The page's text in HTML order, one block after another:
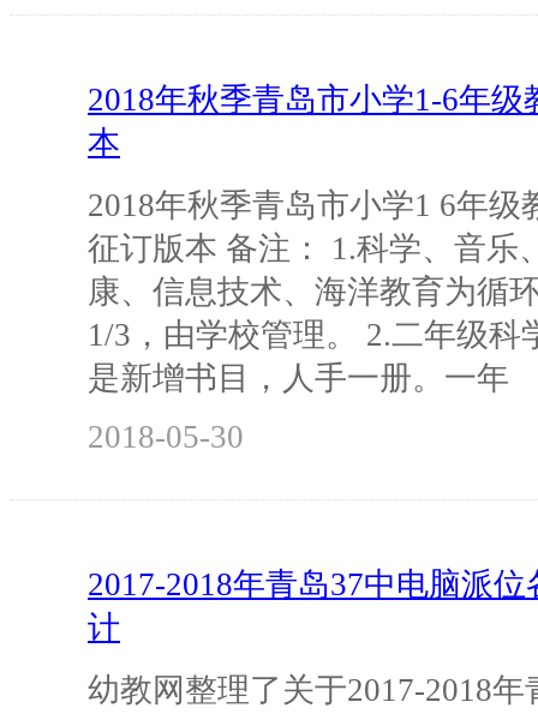
2018年秋季青岛市小学1-6年
本
2018年秋季青岛市小学1 6年级
征订版本 备注： 1.科学、音乐
康、信息技术、海洋教育为循
1/3，由学校管理。 2.二年级科
是新增书目，人手一册。一年
2018-05-30
2017-2018年青岛37中电脑派
计
幼教网整理了关于2017-2018